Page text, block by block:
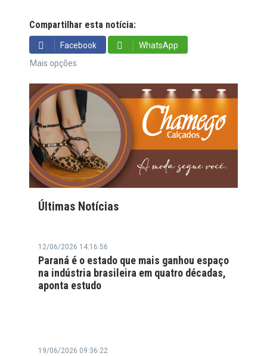
Compartilhar esta notícia:
Facebook
WhatsApp
Mais opções
Últimas Notícias
12/06/2026 14:16:56
Paraná é o estado que mais ganhou espaço
na indústria brasileira em quatro décadas,
aponta estudo
19/06/2026 09:36:22